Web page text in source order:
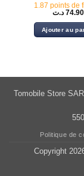
1.87 points de
74.90 د.ت
Ajouter au
Tomobile Store
Politique de
Copyright